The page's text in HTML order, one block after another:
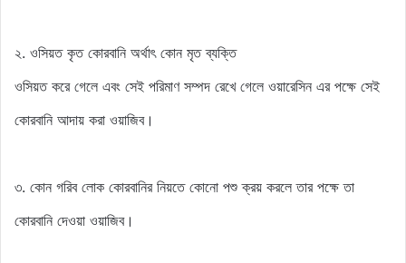
২. ওসিয়ত কৃত কোরবানি অর্থাৎ কোন মৃত ব্যক্তি
ওসিয়ত করে গেলে এবং সেই পরিমাণ সম্পদ রেখে গেলে ওয়ারেসিন এর পক্ষে সেই
কোরবানি আদায় করা ওয়াজিব।
৩. কোন গরিব লোক কোরবানির নিয়তে কোনো পশু ক্রয় করলে তার পক্ষে তা
কোরবানি দেওয়া ওয়াজিব।